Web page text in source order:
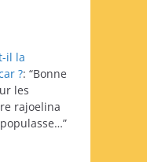
il la
?: “Bonne
les
rajoelina
”